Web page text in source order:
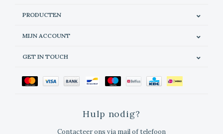
PRODUCTEN
MIJN ACCOUNT
GET IN TOUCH
Hulp nodig?
Contacteer ons via mail of telefoon